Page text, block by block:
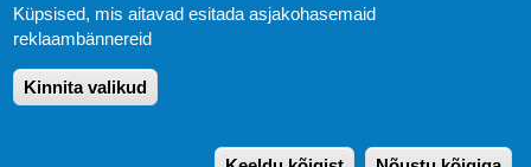
KIRJASTUS PEGASUS OÜ © 2020
Paldiski mnt. 29 (A korpus VI korrus), Tallinn
E-post:pegasus[at]pegasus.ee
Küpsised, mis aitavad esitada asjakohasemaid
reklaambännereid
Kinnita valikud